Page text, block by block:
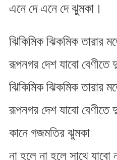
দে
এনে দে এনে দে ঝুমকা।
ঝিকিমিক ঝিকমিক তারার
রূপনগর দেশ যাবো বেণীতে
ঝিকিমিক ঝিকমিক তারার
রূপনগর দেশ যাবো বেণীতে
কানে গজমতির ঝুমকা
না হলে না হলে সাথে যাবো